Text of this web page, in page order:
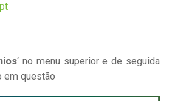
‘ no menu superior e de seguida
em questão